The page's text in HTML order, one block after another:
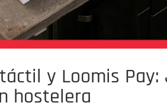
y Loomis
hostelera